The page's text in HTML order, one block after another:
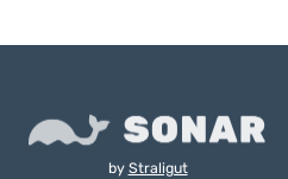
by Straligut